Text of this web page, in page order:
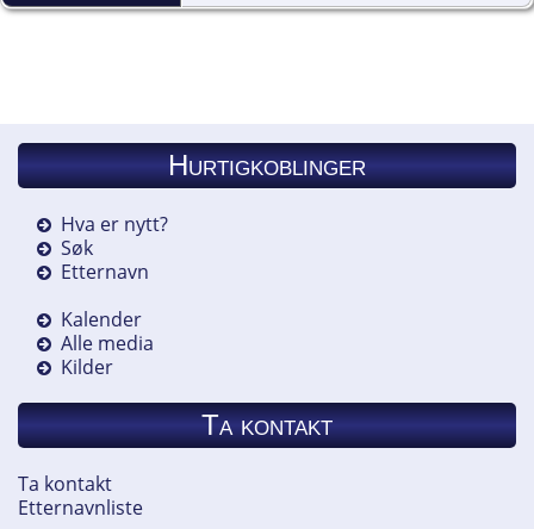
Hurtigkoblinger
Hva er nytt?
Søk
Etternavn
Kalender
Alle media
Kilder
Ta kontakt
Ta kontakt
Etternavnliste